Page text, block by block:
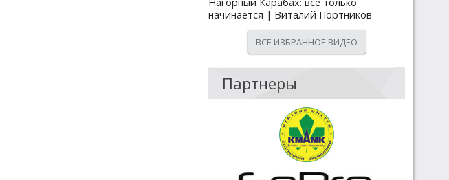
Нагорный Карабах: все только
начинается | Виталий Портников
ВСЕ ИЗБРАННОЕ ВИДЕО
Партнеры